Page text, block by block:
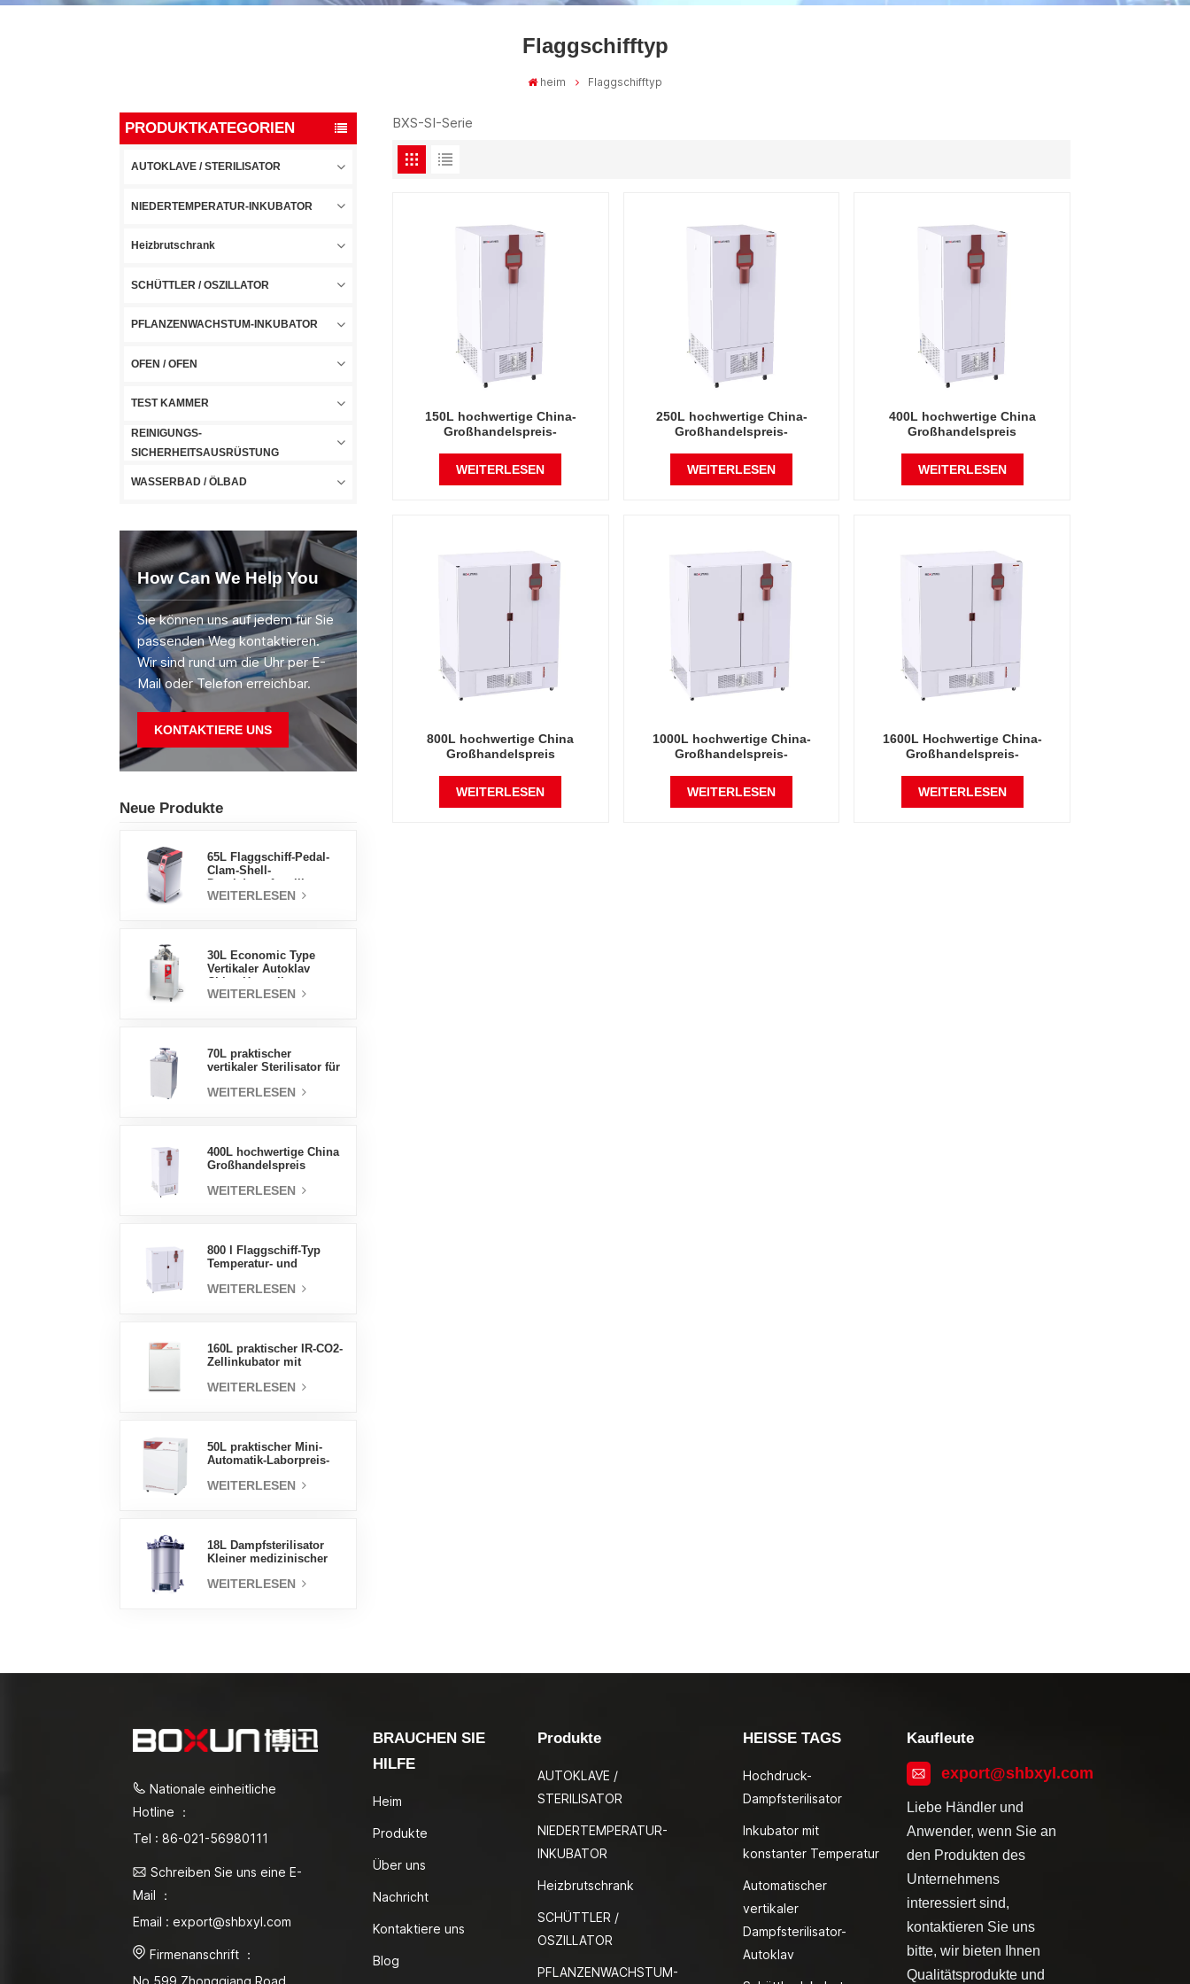
Flaggschifftyp
heim Flaggschifftyp
PRODUKTKATEGORIEN
AUTOKLAVE / STERILISATOR
NIEDERTEMPERATUR-INKUBATOR
Heizbrutschrank
SCHÜTTLER / OSZILLATOR
PFLANZENWACHSTUM-INKUBATOR
OFEN / OFEN
TEST KAMMER
REINIGUNGS-
SICHERHEITSAUSRÜSTUNG
WASSERBAD / ÖLBAD
How Can We Help You
Sie können uns auf jedem für Sie
passenden Weg kontaktieren.
Wir sind rund um die Uhr per E-
Mail oder Telefon erreichbar.
KONTAKTIERE UNS
Neue Produkte
65L Flaggschiff-Pedal-
Clam-Shell-
Fabrik
WEITERLESEN
30L Economic Type
Vertikaler Autoklav
Druckdampfsterilisator
WEITERLESEN
70L praktischer
vertikaler Sterilisator für
Design,
WEITERLESEN
400L hochwertige China
Großhandelspreis
Luftfeuchtigkeit stabile
WEITERLESEN
800 l Flaggschiff-Typ
Temperatur- und
Inkubatorkammer,
WEITERLESEN
160L praktischer IR-CO2-
Zellinkubator mit
professionelle Fabrik-
WEITERLESEN
50L praktischer Mini-
Automatik-Laborpreis-
WEITERLESEN
18L Dampfsterilisator
Kleiner medizinischer
Autoklav
WEITERLESEN
BXS-SI-Serie
150L hochwertige China-
Großhandelspreis-
Umweltstabile Testkammer
WEITERLESEN
250L hochwertige China-
Großhandelspreis-
Umweltstabile Testkammer
WEITERLESEN
400L hochwertige China
Großhandelspreis
stabile Testkammer
WEITERLESEN
800L hochwertige China
Großhandelspreis
WEITERLESEN
1000L hochwertige China-
Großhandelspreis-
WEITERLESEN
1600L Hochwertige China-
Großhandelspreis-
WEITERLESEN
Nationale einheitliche
Hotline ：
Tel : 86-021-56980111
Schreiben Sie uns eine E-
Mail ：
Email : export@shbxyl.com
Firmenanschrift ：
BRAUCHEN SIE
HILFE
Heim
Produkte
Über uns
Nachricht
Kontaktiere uns
Blog
Produkte
AUTOKLAVE /
STERILISATOR
NIEDERTEMPERATUR-
INKUBATOR
Heizbrutschrank
SCHÜTTLER /
OSZILLATOR
PFLANZENWACHSTUM-
HEISSE TAGS
Hochdruck-
Dampfsterilisator
Inkubator mit
konstanter Temperatur
Automatischer
vertikaler
Dampfsterilisator-
Autoklav
Kaufleute
export@shbxyl.com
Liebe Händler und
Anwender, wenn Sie an
den Produkten des
Unternehmens
interessiert sind,
kontaktieren Sie uns
bitte, wir bieten Ihnen
Qualitätsprodukte und